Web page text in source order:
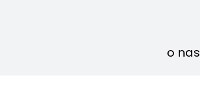
o nas